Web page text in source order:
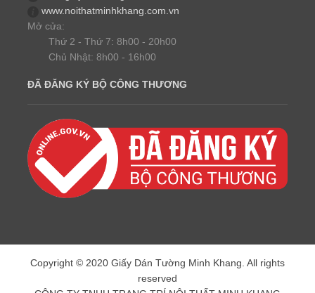
www.noithatminhkhang.com.vn
Mở cửa:
Thứ 2 - Thứ 7: 8h00 - 20h00
Chủ Nhật: 8h00 - 16h00
ĐÃ ĐĂNG KÝ BỘ CÔNG THƯƠNG
Copyright © 2020 Giấy Dán Tường Minh Khang. All rights
reserved